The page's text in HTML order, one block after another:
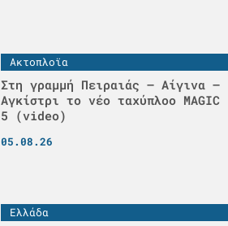
Ακτοπλοϊα
Στη γραμμή Πειραιάς – Αίγινα –
Αγκίστρι το νέο ταχύπλοο MAGIC
5 (video)
05.08.26
Ελλάδα